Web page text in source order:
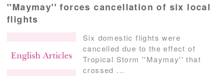
''Maymay'' forces cancellation of six local
flights
Six domestic flights were
cancelled due to the effect of
Tropical Storm ''Maymay'' that
crossed ...